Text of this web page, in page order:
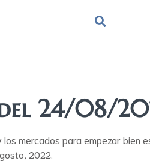
24/08/
los mercados para empezar bien
2022.